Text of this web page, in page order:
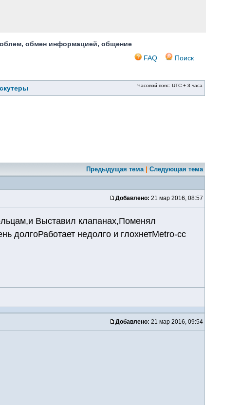
обмен информацией, общение
FAQ Поиск
Часовой пояс: UTC + 3 часа
Предыдущая тема| Следующая тема
Добавлено: 21 мар 2016, 08:57
Выставил клапанах,Поменял
долгоРаботает недолго и глохнетMetro-cc
Добавлено: 21 мар 2016, 09:54